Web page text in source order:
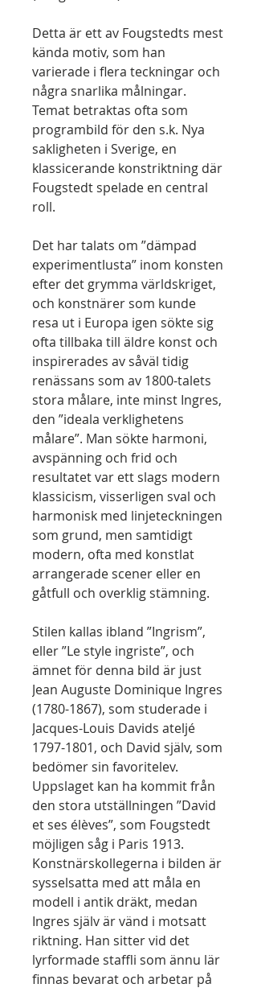
Detta är ett av Fougstedts mest
kända motiv, som han
varierade i flera teckningar och
några snarlika målningar.
Temat betraktas ofta som
programbild för den s.k. Nya
sakligheten i Sverige, en
klassicerande konstriktning där
Fougstedt spelade en central
roll.
Det har talats om ”dämpad
experimentlusta” inom konsten
efter det grymma världskriget,
och konstnärer som kunde
resa ut i Europa igen sökte sig
ofta tillbaka till äldre konst och
inspirerades av såväl tidig
renässans som av 1800-talets
stora målare, inte minst Ingres,
den ”ideala verklighetens
målare”. Man sökte harmoni,
avspänning och frid och
resultatet var ett slags modern
klassicism, visserligen sval och
harmonisk med linjeteckningen
som grund, men samtidigt
modern, ofta med konstlat
arrangerade scener eller en
gåtfull och overklig stämning.
Stilen kallas ibland ”Ingrism”,
eller ”Le style ingriste”, och
ämnet för denna bild är just
Jean Auguste Dominique Ingres
(1780-1867), som studerade i
Jacques-Louis Davids ateljé
1797-1801, och David själv, som
bedömer sin favoritelev.
Uppslaget kan ha kommit från
den stora utställningen ”David
et ses élèves”, som Fougstedt
möjligen såg i Paris 1913.
Konstnärskollegerna i bilden är
sysselsatta med att måla en
modell i antik dräkt, medan
Ingres själv är vänd i motsatt
riktning. Han sitter vid det
lyrformade staffli som ännu lär
finnas bevarat och arbetar på